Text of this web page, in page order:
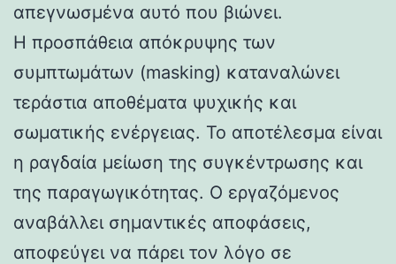
απεγνωσμένα αυτό που βιώνει.
Η προσπάθεια απόκρυψης των
συμπτωμάτων (masking) καταναλώνει
τεράστια αποθέματα ψυχικής και
σωματικής ενέργειας. Το αποτέλεσμα είναι
η ραγδαία μείωση της συγκέντρωσης και
της παραγωγικότητας. Ο εργαζόμενος
αναβάλλει σημαντικές αποφάσεις,
αποφεύγει να πάρει τον λόγο σε